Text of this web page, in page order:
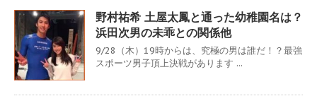
野村祐希 土屋太鳳と通った幼稚園名は？
浜田次男の未乖との関係他
9/28（木）19時からは、究極の男は誰だ！？最強
スポーツ男子頂上決戦があります ...